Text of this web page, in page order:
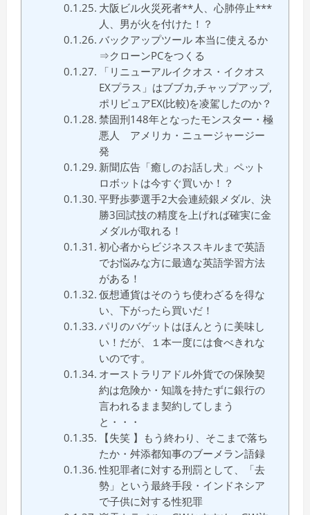
大阪ビル火災死者**人、心肺停止***
人、男が火を付けた！？
バックアップツール 本当に使えるか
⇒クローンPCをつくる
「リニューアルイクオス・イクオス
EXプラス」はブブカ,チャップアップ,
ポリピュアEX(比較)を凌駕したのか？
禁固刑148年となったモンスター・極
悪人 アメリカ・ニュージャージー
発
新聞広告「癒しのお話し犬」ペット
ロボットは今すぐ買いか！？
平野歩夢選手2大会連続銀メダル、決
勝3回試技の精度を上げれば確実に金
メダルが取れる！
初心者からビジネススキルまで英語
でお悩みな方に最適な英語学習方法
がある！
仮想通貨はそのうち使わざるを得な
い、下がったら買いだ！
パリのバゲットはほんとうに美味し
い！だが、１本一度には食べきれな
いのです。
オーストラリアドル外貨での保険契
約は危険か・知識を持たずに銀行の
言われるまま契約してしまう
と・・・
【失笑 】もう終わり、そこまで落ち
たか・舛添都知事のブーメラン語録
性犯罪者に対する刑罰として、「去
勢」という最終手段・インドネシア
で子供に対する性犯罪